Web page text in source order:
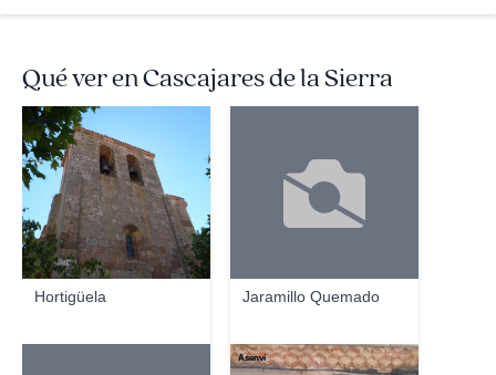
Qué ver en Cascajares de la Sierra
Hortigüela
Asenvi
Jaramillo Quemado
Asenvi